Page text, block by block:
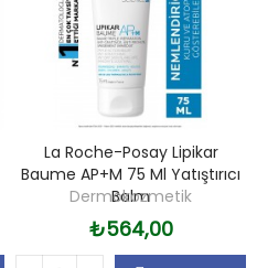
La Roche-Posay Lipikar
Baume AP+M 75 Ml Yatıştırıcı
Balm
Dermokozmetik
₺564,00